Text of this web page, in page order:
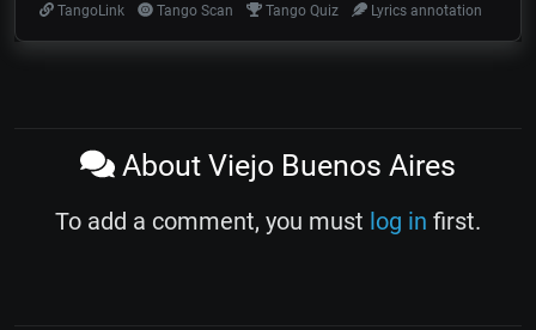
TangoLink
Tango Scan Tango Quiz Lyrics annotation
About Viejo Buenos Aires
To add a comment, you must log in first.